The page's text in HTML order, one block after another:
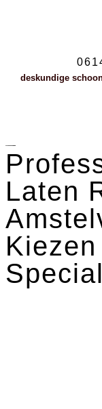
deskundige
Laten